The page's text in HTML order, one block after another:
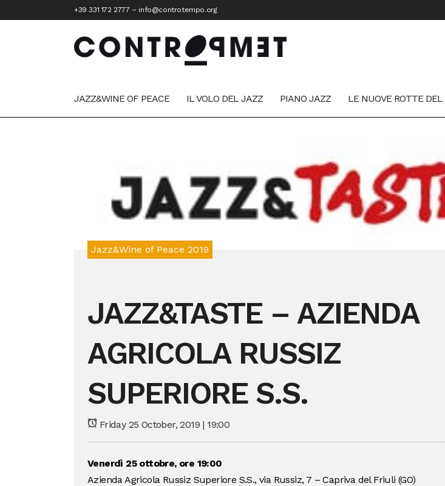
+39 331 172 2777 – info@controtempo.org
JAZZ&WINE OF PEACE IL VOLO DEL JAZZ PIANO JAZZ LE NUOVE ROTTE
Jazz&Wine of Peace 2019
JAZZ&TASTE – AZIENDA
AGRICOLA RUSSIZ
SUPERIORE S.S.
Friday 25 October, 2019 | 19:00
Venerdì 25 ottobre, ore 19:00
Azienda Agricola Russiz Superiore S.S., via Russiz, 7 – Capriva del Friuli (GO)